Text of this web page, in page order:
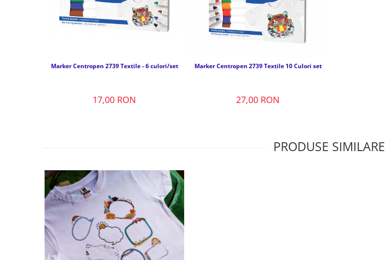
Marker Centropen 2739 Textile - 6 culori/set
17,00 RON
Marker Centropen 2739 Textile 10 Culori set
27,00 RON
PRODUSE SIMILARE